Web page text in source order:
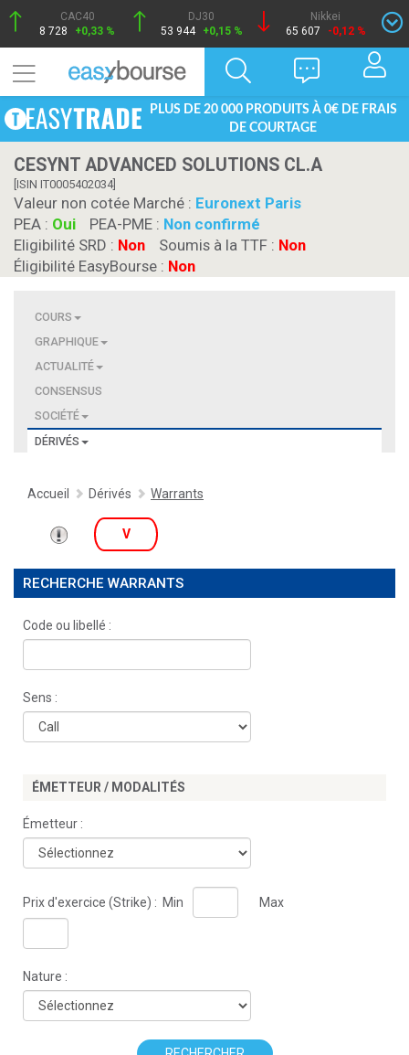
CAC40
8 728
+0,33 %
DJ30
53 944 +0,15 %
Nikkei
65 607
-0,12 %
PLUS DE 20 000 PRODUITS À 0€ DE FRAIS
DE COURTAGE
CESYNT ADVANCED SOLUTIONS CL.A
[ISIN IT0005402034]
Valeur non cotée Marché : Euronext Paris
PEA : Oui PEA-PME : Non confirmé
Eligibilité SRD : Non Soumis à la TTF : Non
Éligibilité EasyBourse : Non
COURS
GRAPHIQUE
ACTUALITÉ
CONSENSUS
SOCIÉTÉ
DÉRIVÉS
Accueil Dérivés Warrants
V
RECHERCHE WARRANTS
Code ou libellé :
Sens :
ÉMETTEUR / MODALITÉS
Émetteur :
Prix d'exercice (Strike) : Min Max
Nature :